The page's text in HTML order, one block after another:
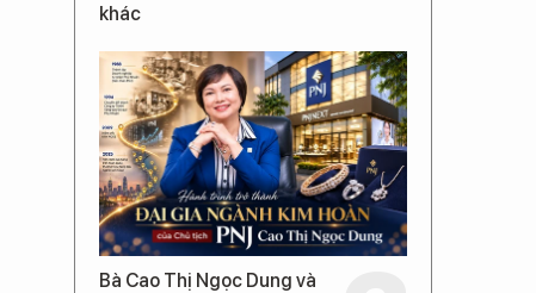
khác
Bà Cao Thị Ngọc Dung và